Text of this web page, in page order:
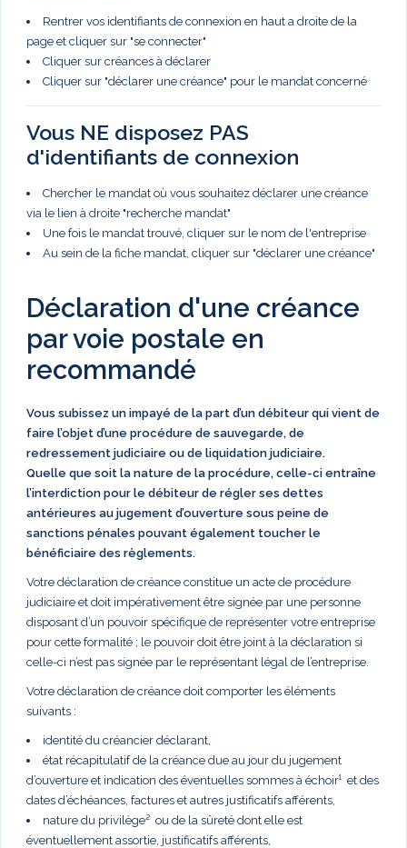
Rentrer vos identifiants de connexion en haut a droite de la
page et cliquer sur "se connecter"
Cliquer sur créances à déclarer
Cliquer sur "déclarer une créance" pour le mandat concerné
Vous NE disposez PAS
d'identifiants de connexion
Chercher le mandat où vous souhaitez déclarer une créance
via le lien à droite "recherche mandat"
Une fois le mandat trouvé, cliquer sur le nom de l'entreprise
Au sein de la fiche mandat, cliquer sur "déclarer une créance"
Déclaration d'une créance
par voie postale en
recommandé
Vous subissez un impayé de la part d’un débiteur qui vient de
faire l’objet d’une procédure de sauvegarde, de
redressement judiciaire ou de liquidation judiciaire.
Quelle que soit la nature de la procédure, celle-ci entraîne
l’interdiction pour le débiteur de régler ses dettes
antérieures au jugement d’ouverture sous peine de
sanctions pénales pouvant également toucher le
bénéficiaire des règlements.
Votre déclaration de créance constitue un acte de procédure
judiciaire et doit impérativement être signée par une personne
disposant d’un pouvoir spécifique de représenter votre entreprise
pour cette formalité ; le pouvoir doit être joint à la déclaration si
celle-ci n’est pas signée par le représentant légal de l’entreprise.
Votre déclaration de créance doit comporter les éléments
suivants :
identité du créancier déclarant,
état récapitulatif de la créance due au jour du jugement
d’ouverture et indication des éventuelles sommes à échoir¹ et des
dates d’échéances, factures et autres justificatifs afférents,
nature du privilège² ou de la sûreté dont elle est
éventuellement assortie, justificatifs afférents,